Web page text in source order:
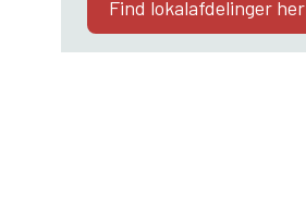
Find lokalafdelinger her